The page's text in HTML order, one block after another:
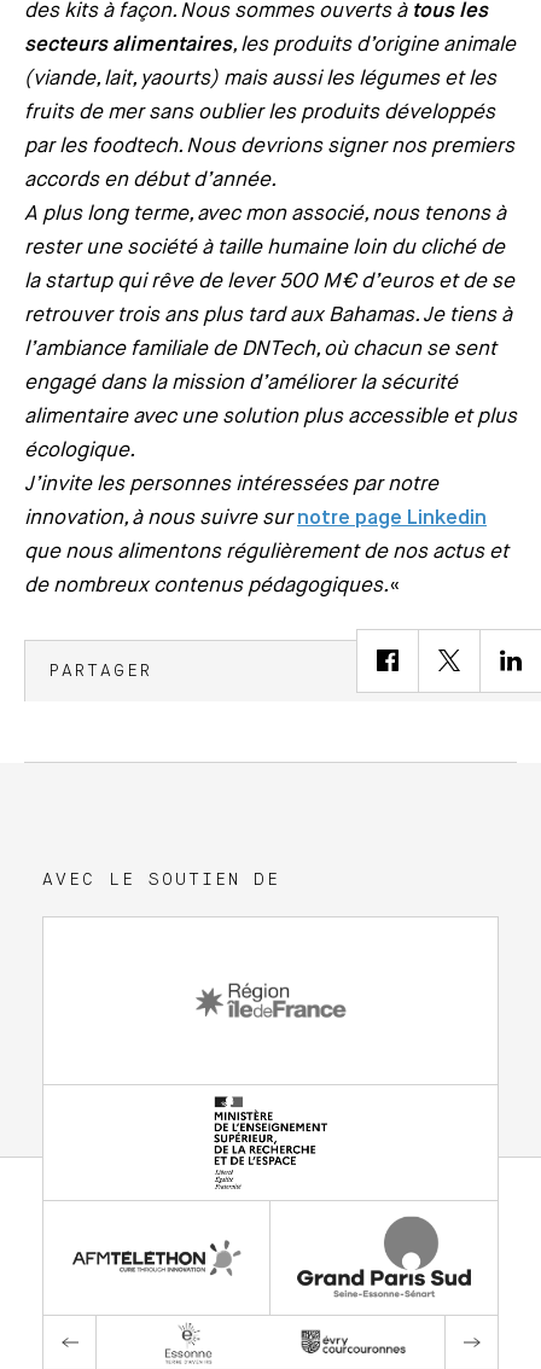
des kits à façon. Nous sommes ouverts à tous les
secteurs alimentaires, les produits d’origine animale
(viande, lait, yaourts) mais aussi les légumes et les
fruits de mer sans oublier les produits développés
par les foodtech. Nous devrions signer nos premiers
accords en début d’année.
A plus long terme, avec mon associé, nous tenons à
rester une société à taille humaine loin du cliché de
la startup qui rêve de lever 500 M€ d’euros et de se
retrouver trois ans plus tard aux Bahamas. Je tiens à
l’ambiance familiale de DNTech, où chacun se sent
engagé dans la mission d’améliorer la sécurité
alimentaire avec une solution plus accessible et plus
écologique.
J’invite les personnes intéressées par notre
innovation, à nous suivre surnotre page Linkedin
que nous alimentons régulièrement de nos actus et
de nombreux contenus pédagogiques.«
PARTAGER
AVEC LE SOUTIEN DE